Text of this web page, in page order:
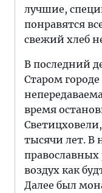
лучшие,
понравятся
свежий хлеб
В последний
Старом
время
тысячи лет. В
воздух как
Далее был